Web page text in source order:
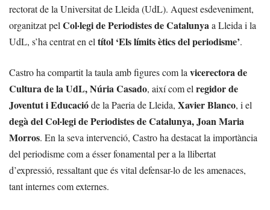
rectorat de la Universitat de Lleida (UdL). Aquest esdeveniment,
organitzat pel Col·legi de Periodistes de Catalunyaa Lleida i la
UdL, s’ha centrat en el títol ‘Els límits ètics del periodisme’.
Castro ha compartit la taula amb figures com la vicerectora de
Cultura de la UdL, Núria Casado, així com el regidor de
Joventut i Educacióde la Paeria de Lleida, Xavier Blanco, i el
degà del Col·legi de Periodistes de Catalunya, Joan Maria
Morros. En la seva intervenció, Castro ha destacat la importància
del periodisme com a ésser fonamental per a la llibertat
d’expressió, ressaltant que és vital defensar-lo de les amenaces,
tant internes com externes.